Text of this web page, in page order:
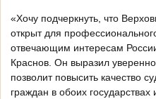
«Хочу подчеркнуть, что
открыт для
отвечающим интересам
Краснов. Он выразил
позволит повысить качество
граждан в обоих государствах